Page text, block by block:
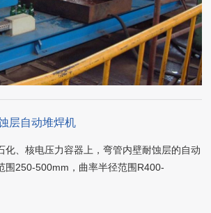
层自动堆焊机
化、核电压力容器上，弯管内壁耐蚀层的自动
围250-500mm，曲率半径范围R400-